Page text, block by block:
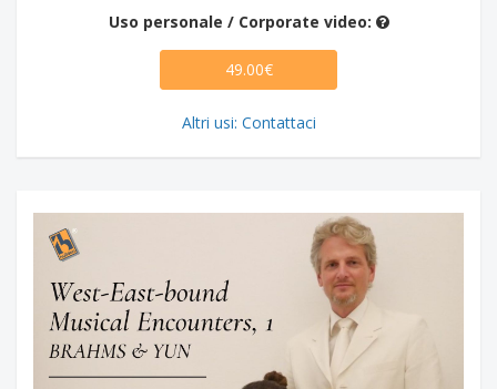
Uso personale / Corporate video:
49.00€
Altri usi: Contattaci